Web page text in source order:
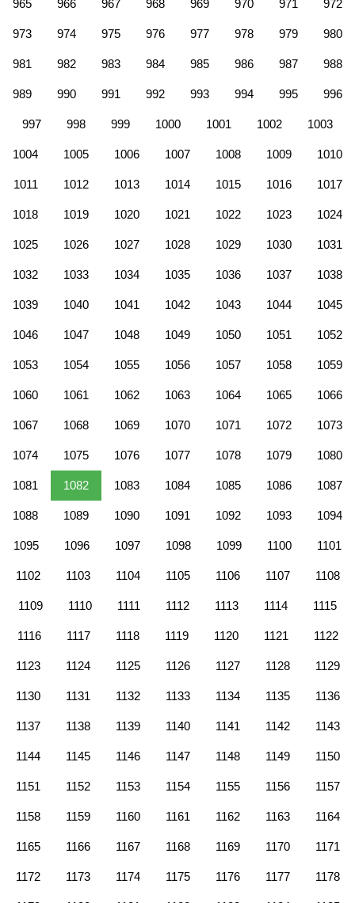
965 966 967 968 969 970 971 972
973 974 975 976 977 978 979 980
981 982 983 984 985 986 987 988
989 990 991 992 993 994 995 996
997 998 999 1000 1001 1002 1003
1004 1005 1006 1007 1008 1009 1010
1011 1012 1013 1014 1015 1016 1017
1018 1019 1020 1021 1022 1023 1024
1025 1026 1027 1028 1029 1030 1031
1032 1033 1034 1035 1036 1037 1038
1039 1040 1041 1042 1043 1044 1045
1046 1047 1048 1049 1050 1051 1052
1053 1054 1055 1056 1057 1058 1059
1060 1061 1062 1063 1064 1065 1066
1067 1068 1069 1070 1071 1072 1073
1074 1075 1076 1077 1078 1079 1080
1081 1082 1083 1084 1085 1086 1087
1088 1089 1090 1091 1092 1093 1094
1095 1096 1097 1098 1099 1100 1101
1102 1103 1104 1105 1106 1107 1108
1109 1110 1111 1112 1113 1114 1115
1116 1117 1118 1119 1120 1121 1122
1123 1124 1125 1126 1127 1128 1129
1130 1131 1132 1133 1134 1135 1136
1137 1138 1139 1140 1141 1142 1143
1144 1145 1146 1147 1148 1149 1150
1151 1152 1153 1154 1155 1156 1157
1158 1159 1160 1161 1162 1163 1164
1165 1166 1167 1168 1169 1170 1171
1172 1173 1174 1175 1176 1177 1178